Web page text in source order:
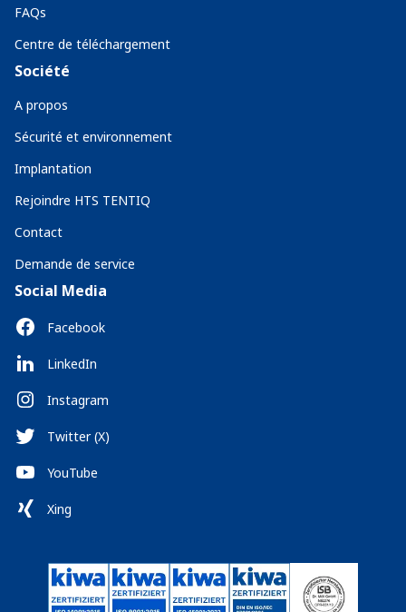
FAQs
Centre de téléchargement
Société
A propos
Sécurité et environnement
Implantation
Rejoindre HTS TENTIQ
Contact
Demande de service
Social Media
Facebook
LinkedIn
Instagram
Twitter (X)
YouTube
Xing